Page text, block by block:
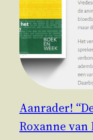
Aanrader!
Roxanne van